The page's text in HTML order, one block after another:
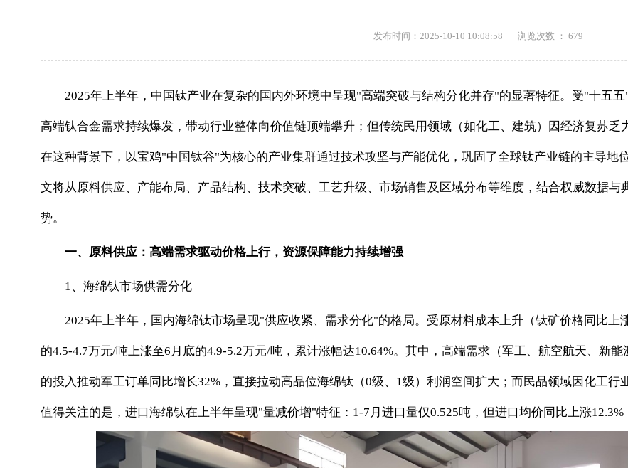
发布时间：2025-10-10 10:08:58 浏览次数 ： 679
2025年上半年，中国钛产业在复杂的国内外环境中呈现"高端突破与结构分化并存"的显著特征。受"十五
高端钛合金需求持续爆发，带动行业整体向价值链顶端攀升；但传统民用领域（如化工、建筑）因经济复苏乏
在这种背景下，以宝鸡"中国钛谷"为核心的产业集群通过技术攻坚与产能优化，巩固了全球钛产业链的主导地
文将从原料供应、产能布局、产品结构、技术突破、工艺升级、市场销售及区域分布等维度，结合权威数据
势。
一、原料供应：高端需求驱动价格上行，资源保障能力持续增强
1、海绵钛市场供需分化
2025年上半年，国内海绵钛市场呈现"供应收紧、需求分化"的格局。受原材料成本上升（钛矿价格同比上
的4.5-4.7万元/吨上涨至6月底的4.9-5.2万元/吨，累计涨幅达10.64%。其中，高端需求（军工、航空航天、新
的投入推动军工订单同比增长32%，直接拉动高品位海绵钛（0级、1级）利润空间扩大；而民品领域因化工行
值得关注的是，进口海绵钛在上半年呈现"量减价增"特征：1-7月进口量仅0.525吨，但进口均价同比上涨12.3%